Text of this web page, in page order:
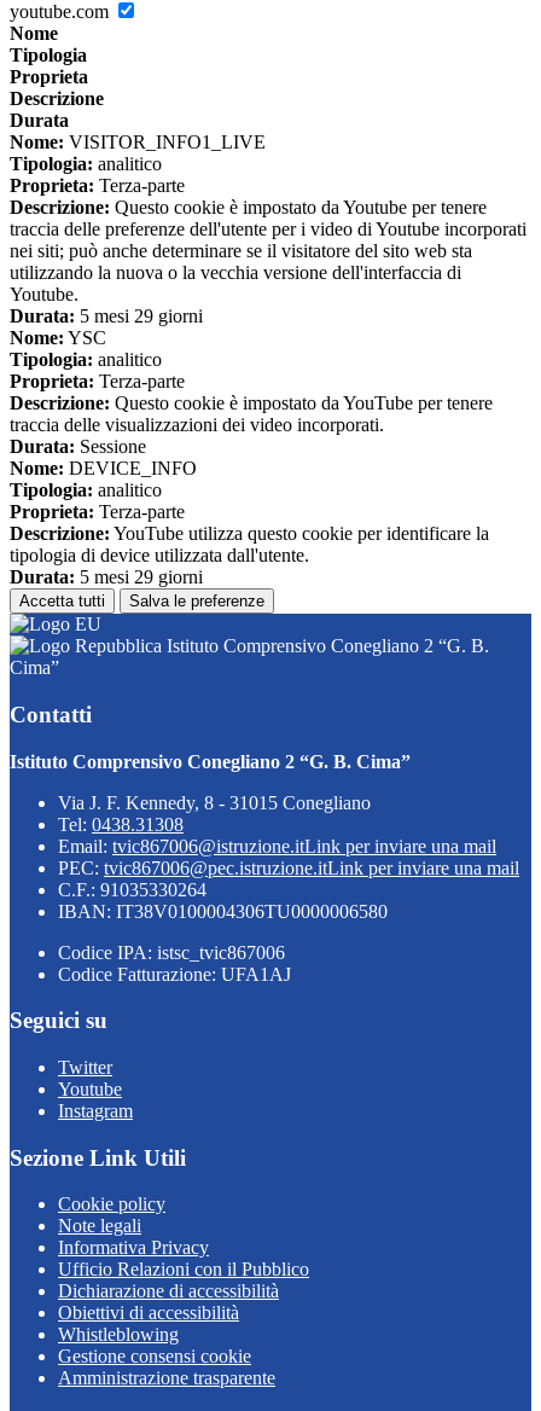
youtube.com
Nome
Tipologia
Proprieta
Descrizione
Durata
Nome: VISITOR_INFO1_LIVE
Tipologia: analitico
Proprieta: Terza-parte
Descrizione: Questo cookie è impostato da Youtube per tenere
traccia delle preferenze dell'utente per i video di Youtube incorporati
nei siti; può anche determinare se il visitatore del sito web sta
utilizzando la nuova o la vecchia versione dell'interfaccia di
Youtube.
Durata: 5 mesi 29 giorni
Nome: YSC
Tipologia: analitico
Proprieta: Terza-parte
Descrizione: Questo cookie è impostato da YouTube per tenere
traccia delle visualizzazioni dei video incorporati.
Durata: Sessione
Nome: DEVICE_INFO
Tipologia: analitico
Proprieta: Terza-parte
Descrizione: YouTube utilizza questo cookie per identificare la
tipologia di device utilizzata dall'utente.
Durata: 5 mesi 29 giorni
Accetta tutti Salva le preferenze
Istituto Comprensivo Conegliano 2 “G. B.
Cima”
Contatti
Istituto Comprensivo Conegliano 2 “G. B. Cima”
Via J. F. Kennedy, 8 - 31015 Conegliano
Tel: 0438.31308
Email: tvic867006@istruzione.itLink per inviare una mail
PEC: tvic867006@pec.istruzione.itLink per inviare una mail
C.F.: 91035330264
IBAN: IT38V0100004306TU0000006580
Codice IPA: istsc_tvic867006
Codice Fatturazione: UFA1AJ
Seguici su
Twitter
Youtube
Instagram
Sezione Link Utili
Cookie policy
Note legali
Informativa Privacy
Ufficio Relazioni con il Pubblico
Dichiarazione di accessibilità
Obiettivi di accessibilità
Whistleblowing
Gestione consensi cookie
Amministrazione trasparente